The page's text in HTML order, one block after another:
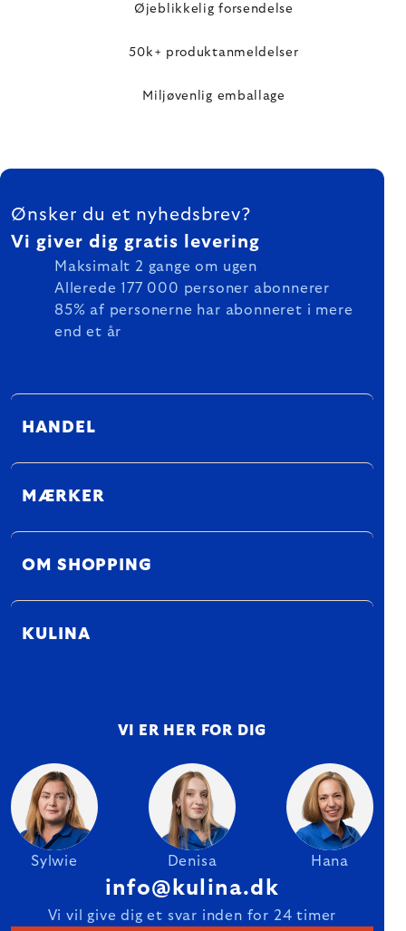
Øjeblikkelig forsendelse
50k+ produktanmeldelser
Miljøvenlig emballage
FOOTER
Ønsker du et nyhedsbrev?
Vi giver dig gratis levering
Maksimalt 2 gange om ugen
Allerede 177 000 personer abonnerer
85% af personerne har abonneret i mere
end et år
HANDEL
MÆRKER
OM SHOPPING
KULINA
VI ER HER FOR DIG
Sylwie Denisa Hana
info@kulina.dk
Vi vil give dig et svar inden for 24 timer